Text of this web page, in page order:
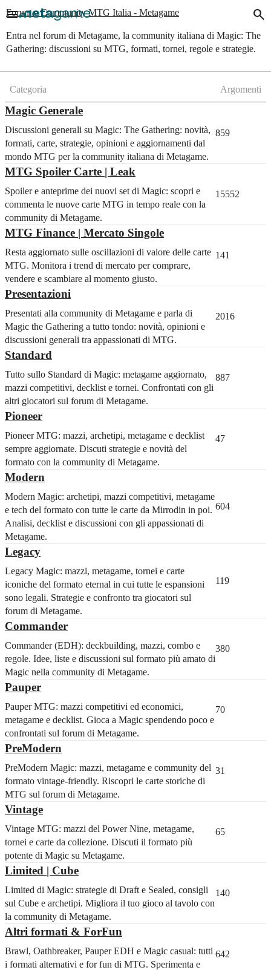
menu search
Forum e Community MTG Italia - Metagame
Entra nel forum di Metagame, la community italiana di Magic: The
Gathering: discussioni su MTG, formati, tornei, regole e strategie.
Categoria Argomenti
Magic Generale
Discussioni generali su Magic: The Gathering: novità,
formati, carte, strategie, opinioni e aggiornamenti dal
mondo MTG per la community italiana di Metagame.
859
MTG Spoiler Carte | Leak
Spoiler e anteprime dei nuovi set di Magic: scopri e
commenta le nuove carte MTG in tempo reale con la
community di Metagame.
15552
MTG Finance | Mercato Singole
Resta aggiornato sulle oscillazioni di valore delle carte
MTG. Monitora i trend di mercato per comprare,
vendere e scambiare al momento giusto.
141
Presentazioni
Presentati alla community di Metagame e parla di
Magic the Gathering a tutto tondo: novità, opinioni e
discussioni generali tra appassionati di MTG.
2016
Standard
Tutto sullo Standard di Magic: metagame aggiornato,
mazzi competitivi, decklist e tornei. Confrontati con gli
altri giocatori sul forum di Metagame.
887
Pioneer
Pioneer MTG: mazzi, archetipi, metagame e decklist
sempre aggiornate. Discuti strategie e novità del
formato con la community di Metagame.
47
Modern
Modern Magic: archetipi, mazzi competitivi, metagame
e tech del formato con tutte le carte da Mirrodin in poi.
Analisi, decklist e discussioni con gli appassionati di
Metagame.
604
Legacy
Legacy Magic: mazzi, metagame, tornei e carte
iconiche del formato eternal in cui tutte le espansioni
sono legali. Strategie e confronto tra giocatori sul
forum di Metagame.
119
Commander
Commander (EDH): deckbuilding, mazzi, combo e
regole. Idee, liste e discussioni sul formato più amato di
Magic nella community di Metagame.
380
Pauper
Pauper MTG: mazzi competitivi ed economici,
metagame e decklist. Gioca a Magic spendendo poco e
confrontati sul forum di Metagame.
70
PreModern
PreModern Magic: mazzi, metagame e community del
formato vintage-friendly. Riscopri le carte storiche di
MTG sul forum di Metagame.
31
Vintage
Vintage MTG: mazzi del Power Nine, metagame,
tornei e carte da collezione. Discuti il formato più
potente di Magic su Metagame.
65
Limited | Cube
Limited di Magic: strategie di Draft e Sealed, consigli
sul Cube e archetipi. Migliora il tuo gioco al tavolo con
la community di Metagame.
140
Altri formati & ForFun
Brawl, Oathbreaker, Pauper EDH e Magic casual: tutti
i formati alternativi e for fun di MTG. Sperimenta e
642